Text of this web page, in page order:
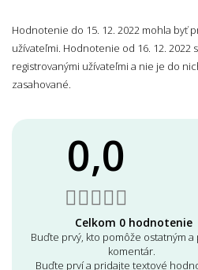
Hodnotenie do 15. 12. 2022 mohla byť
užívateľmi. Hodnotenie od 16. 12. 2022
registrovanými užívateľmi a nie je do
zasahované.
0,0
Celkom 0 hodnotenie
Buďte prvý, kto pomôže ostatným a
komentár.
Buďte prví a pridajte textové